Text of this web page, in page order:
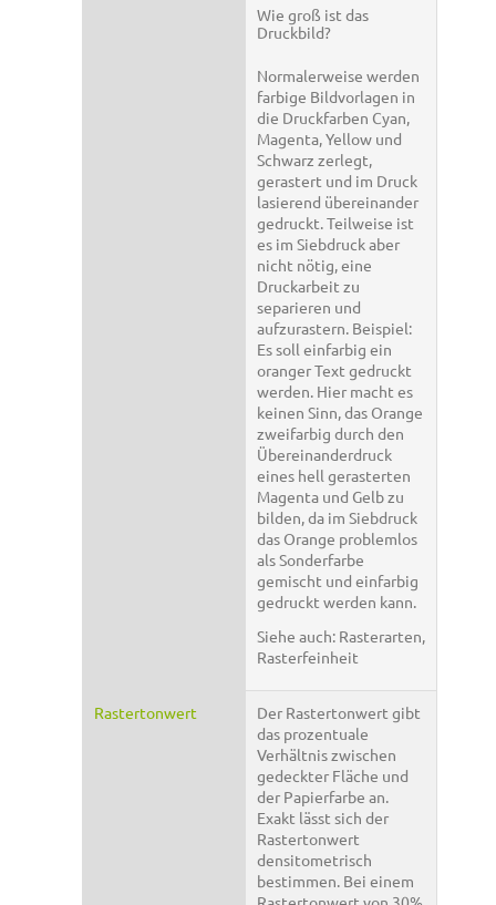
Wie groß ist das
Druckbild?
Normalerweise werden
farbige Bildvorlagen in
die Druckfarben Cyan,
Magenta, Yellow und
Schwarz zerlegt,
gerastert und im Druck
lasierend übereinander
gedruckt. Teilweise ist
es im Siebdruck aber
nicht nötig, eine
Druckarbeit zu
separieren und
aufzurastern. Beispiel:
Es soll einfarbig ein
oranger Text gedruckt
werden. Hier macht es
keinen Sinn, das Orange
zweifarbig durch den
Übereinanderdruck
eines hell gerasterten
Magenta und Gelb zu
bilden, da im Siebdruck
das Orange problemlos
als Sonderfarbe
gemischt und einfarbig
gedruckt werden kann.
Siehe auch: Rasterarten,
Rasterfeinheit
Rastertonwert
Der Rastertonwert gibt
das prozentuale
Verhältnis zwischen
gedeckter Fläche und
der Papierfarbe an.
Exakt lässt sich der
Rastertonwert
densitometrisch
bestimmen. Bei einem